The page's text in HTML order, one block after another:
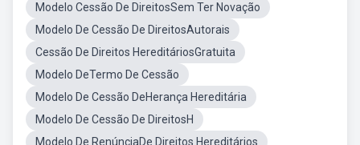
Modelo Cessão De DireitosSem Ter Novação
Modelo De Cessão De DireitosAutorais
Cessão De Direitos HereditáriosGratuita
Modelo DeTermo De Cessão
Modelo De Cessão DeHerança Hereditária
Modelo De Cessão De DireitosH
Modelo De RenúnciaDe Direitos Hereditários